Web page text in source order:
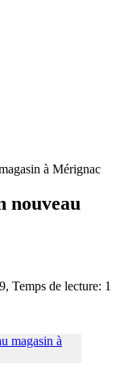
à Mérignac
nouveau
, Temps de lecture: 1